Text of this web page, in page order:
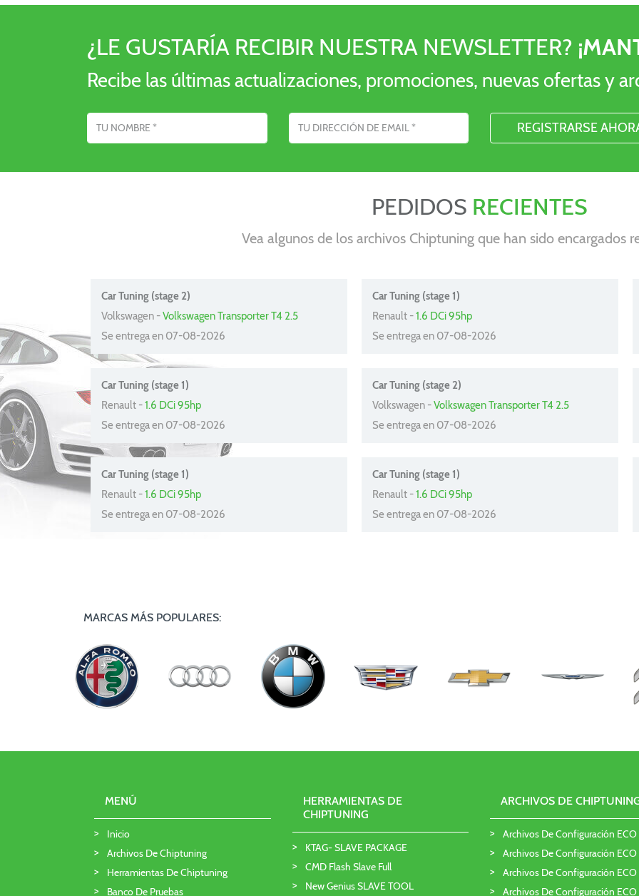
¿LE GUSTARÍA RECIBIR NUESTRA NEWSLETTER?
Recibe las últimas actualizaciones, promociones, nuevas ofertas y
PEDIDOS RECIENTES
Vea algunos de los archivos Chiptuning que han sido encargados
Car Tuning (stage 2)
Volkswagen -Volkswagen Transporter T4 2.5
Se entrega en 07-08-2026
Car Tuning (stage 1)
Renault -1.6 DCi 95hp
Se entrega en 07-08-2026
Car Tuning (stage 1)
Renault -1.6 DCi 95hp
Se entrega en 07-08-2026
Car Tuning (stage 2)
Volkswagen -Volkswagen Transporter T4 2.5
Se entrega en 07-08-2026
Car Tuning (stage 1)
Renault -1.6 DCi 95hp
Se entrega en 07-08-2026
Car Tuning (stage 1)
Renault -1.6 DCi 95hp
Se entrega en 07-08-2026
MARCAS MÁS POPULARES:
MENÚ
Inicio
Archivos De Chiptuning
Herramientas De Chiptuning
Banco De Pruebas
HERRAMIENTAS DE
CHIPTUNING
KTAG- SLAVE PACKAGE
CMD Flash Slave Full
New Genius SLAVE TOOL
ARCHIVOS DE
Archivos De Configuración
Archivos De Configuración
Archivos De Configuración
Archivos De Configuración ECO